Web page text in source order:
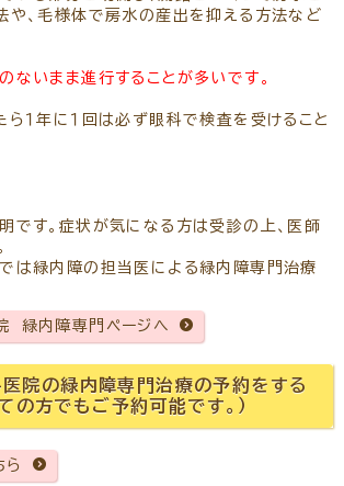
や、毛様体で房水の産出を抑える方法など
ないまま進行することが多いです。
ら１年に１回は必ず眼科で検査を受けること
です。症状が気になる方は受診の上、医師
は緑内障の担当医による緑内障専門治療
緑内障専門ページへ
院の緑内障専門治療の予約をする
の方でもご予約可能です。）
ら